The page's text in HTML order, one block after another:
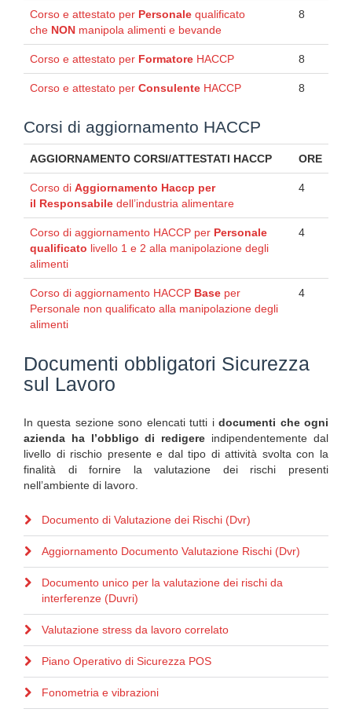
Corso e attestato per Personale qualificato
che NON manipola alimenti e bevande
8
Corso e attestato per Formatore HACCP 8
Corso e attestato per Consulente HACCP 8
Corsi di aggiornamento HACCP
AGGIORNAMENTO CORSI/ATTESTATI HACCP ORE
Corso di Aggiornamento Haccp per
il Responsabile dell’industria alimentare
4
Corso di aggiornamento HACCP per Personale
qualificato livello 1 e 2 alla manipolazione degli
alimenti
4
Corso di aggiornamento HACCP Base per
Personale non qualificato alla manipolazione degli
alimenti
4
Documenti obbligatori Sicurezza
sul Lavoro
In questa sezione sono elencati tutti idocumenti che ogni
azienda ha l’obbligo di redigere indipendentemente dal
livello di rischio presente e dal tipo di attività svolta con la
finalità di fornire la valutazione dei rischi presenti
nell’ambiente di lavoro.
Documento di Valutazione dei Rischi (Dvr)
Aggiornamento Documento Valutazione Rischi (Dvr)
Documento unico per la valutazione dei rischi da
interferenze (Duvri)
Valutazione stress da lavoro correlato
Piano Operativo di Sicurezza POS
Fonometria e vibrazioni